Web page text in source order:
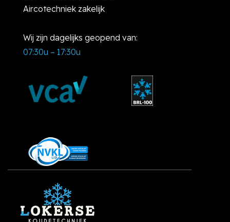
Aircotechniek zakelijk
Wij zijn dagelijks geopend van:
07:30u – 17:30u